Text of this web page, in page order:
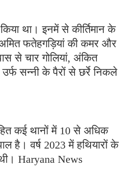
था। इनमें से कीर्तिमान के
फतेहगड़ियां की कमर और
से चार गोलियां, अंकित
सन्नी के पैरों से छर्रे निकले
कई थानों में 10 से अधिक
है। वर्ष 2023 में हथियारों के
Haryana News